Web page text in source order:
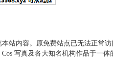
站内容。原免费站点已无法正常访
写真及各大知名机构作品于一体